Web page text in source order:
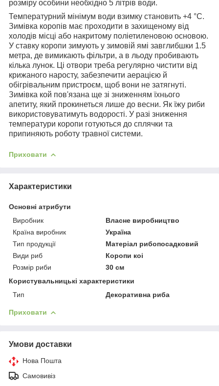
розміру особини необхідно 5 літрів води.
Температурний мінімум води взимку становить +4 °C.
Зимівка коропів має проходити в захищеному від
холодів місці або накритому поліетиленовою основою.
У ставку коропи зимують у зимовій ямі завглибшки 1.5
метра, де вимикають фільтри, а в льоду пробивають
кілька лунок. Ці отвори треба регулярно чистити від
крижаного наросту, забезпечити аерацією й
обігрівальним пристроєм, щоб вони не затягнуті.
Зимівка кой пов'язана ще зі зниженням їхнього
апетиту, який прокинеться лише до весни. Як їжу риби
використовуватимуть водорості. У разі зниження
температури коропи готуються до сплячки та
припиняють роботу травної системи.
Приховати
Характеристики
Основні атрибути
Виробник
Власне виробництво
Країна виробник
Україна
Тип продукції
Матеріал рибопосадковий
Види риб
Коропи коі
Розмір риби
30 см
Користувальницькі характеристики
Тип
Декоративна риба
Приховати
Умови доставки
Нова Пошта
Самовивіз